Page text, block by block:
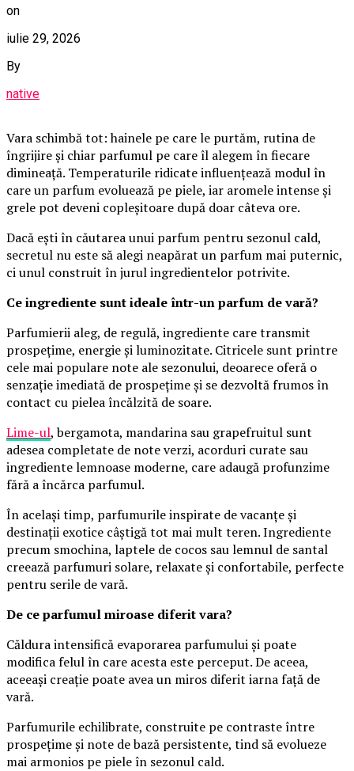
on
iulie 29, 2026
By
native
Vara schimbă tot: hainele pe care le purtăm, rutina de
îngrijire și chiar parfumul pe care îl alegem în fiecare
dimineață. Temperaturile ridicate influențează modul în
care un parfum evoluează pe piele, iar aromele intense și
grele pot deveni copleșitoare după doar câteva ore.
Dacă ești în căutarea unui parfum pentru sezonul cald,
secretul nu este să alegi neapărat un parfum mai puternic,
ci unul construit în jurul ingredientelor potrivite.
Ce ingrediente sunt ideale într-un parfum de vară?
Parfumierii aleg, de regulă, ingrediente care transmit
prospețime, energie și luminozitate. Citricele sunt printre
cele mai populare note ale sezonului, deoarece oferă o
senzație imediată de prospețime și se dezvoltă frumos în
contact cu pielea încălzită de soare.
Lime-ul, bergamota, mandarina sau grapefruitul sunt
adesea completate de note verzi, acorduri curate sau
ingrediente lemnoase moderne, care adaugă profunzime
fără a încărca parfumul.
În același timp, parfumurile inspirate de vacanțe și
destinații exotice câștigă tot mai mult teren. Ingrediente
precum smochina, laptele de cocos sau lemnul de santal
creează parfumuri solare, relaxate și confortabile, perfecte
pentru serile de vară.
De ce parfumul miroase diferit vara?
Căldura intensifică evaporarea parfumului și poate
modifica felul în care acesta este perceput. De aceea,
aceeași creație poate avea un miros diferit iarna față de
vară.
Parfumurile echilibrate, construite pe contraste între
prospețime și note de bază persistente, tind să evolueze
mai armonios pe piele în sezonul cald.